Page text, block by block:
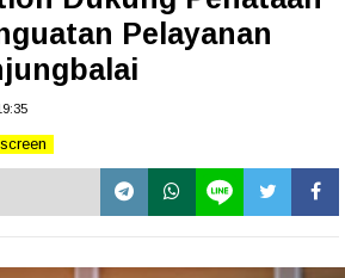
Pelayanan
screen